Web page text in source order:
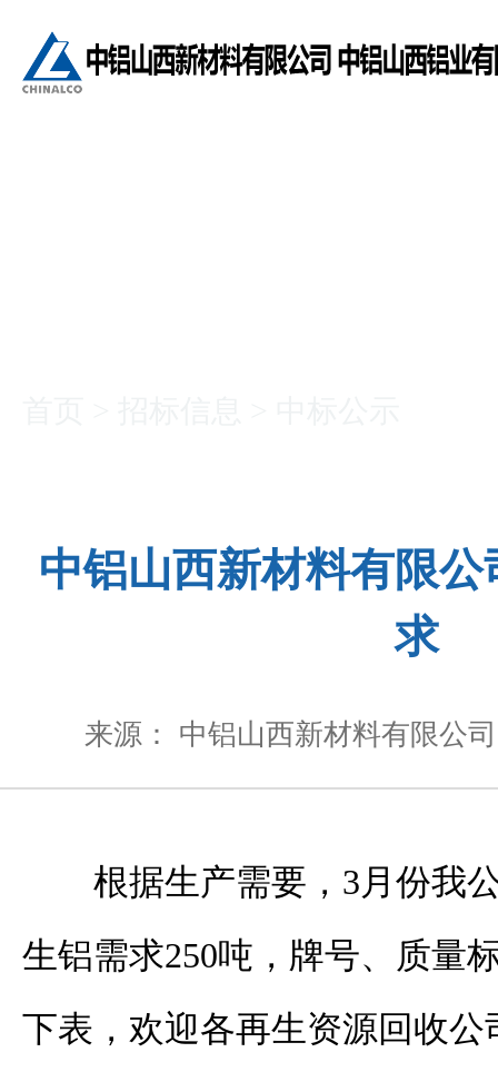
中铝山西新材料有限
求
来源： 中铝山西新材料有限公司
根据生产需要，3月份我
生铝需求250吨，牌号、质量
下表，欢迎各再生资源回收公